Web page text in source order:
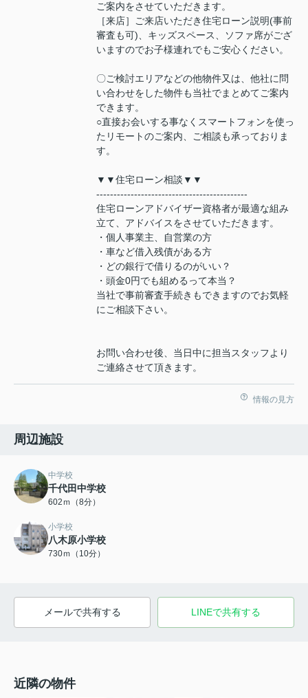
ご案内をさせていただきます。
［来店］ご来店いただき住宅ローン説明(事前
審査も可)、キッズスペース、ソファ席がござ
いますのでお子様連れでもご安心ください。
〇ご検討エリアなどの他物件又は、他社に問
い合わせをした物件も当社でまとめてご案内
できます。
○直接お会いする事なくスマートフォンを使っ
たリモートのご案内、ご相談も承っておりま
す。
▼▼住宅ローン相談▼▼
--------------------------------------------
住宅ローンアドバイザー資格者が最適な組み
立て、アドバイスをさせていただきます。
・個人事業主、自営業の方
・車など借入残債がある方
・どの銀行で借りるのがいい？
・頭金0円でも組めるって本当？
当社で事前審査手続きもできますのでお気軽
にご相談下さい。
お問い合わせ後、当日中に担当スタッフより
ご連絡させて頂きます。
情報の見方
周辺施設
中学校
千代田中学校
602ｍ（8分）
小学校
八木原小学校
730ｍ（10分）
メールで共有する LINEで共有する
近隣の物件